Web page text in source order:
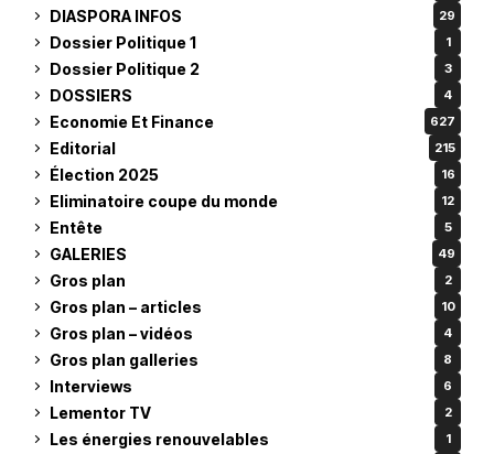
DIASPORA INFOS 29
Dossier Politique 1 1
Dossier Politique 2 3
DOSSIERS 4
Economie Et Finance 627
Editorial 215
Élection 2025 16
Eliminatoire coupe du monde 12
Entête 5
GALERIES 49
Gros plan 2
Gros plan – articles 10
Gros plan – vidéos 4
Gros plan galleries 8
Interviews 6
Lementor TV 2
Les énergies renouvelables 1